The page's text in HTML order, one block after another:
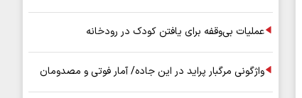
عملیات بی‌وقفه برای یافتن کودک در رودخانه
واژگونی مرگبار پراید در این جاده/ آمار فوتی و مصدومان